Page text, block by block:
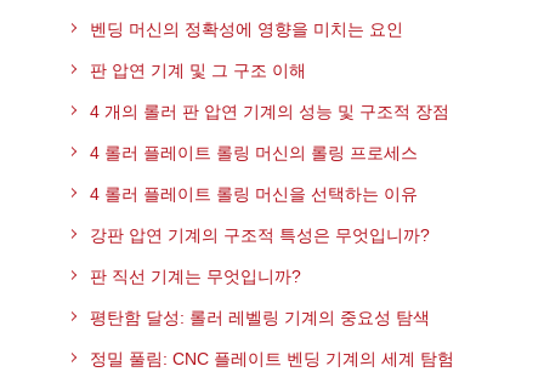
벤딩 머신의 정확성에 영향을 미치는 요인
판 압연 기계 및 그 구조 이해
4 개의 롤러 판 압연 기계의 성능 및 구조적 장점
4 롤러 플레이트 롤링 머신의 롤링 프로세스
4 롤러 플레이트 롤링 머신을 선택하는 이유
강판 압연 기계의 구조적 특성은 무엇입니까?
판 직선 기계는 무엇입니까?
평탄함 달성: 롤러 레벨링 기계의 중요성 탐색
정밀 풀림: CNC 플레이트 벤딩 기계의 세계 탐험